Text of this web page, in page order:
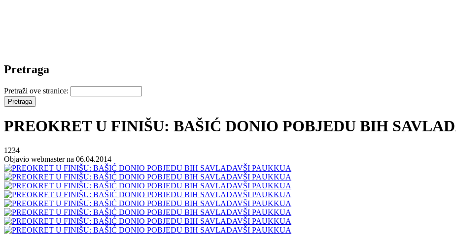
Pretraga
Pretraži ove stranice:
PREOKRET U FINIŠU: BAŠIĆ DONIO POBJEDU BIH
1234
Objavio webmaster na 06.04.2014